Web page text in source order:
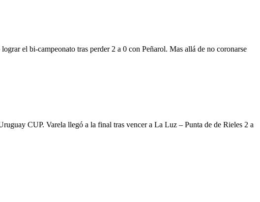
el bi-campeonato tras perder 2 a 0 con Peñarol. Mas allá de no coronarse
CUP. Varela llegó a la final tras vencer a La Luz – Punta de de Rieles 2 a